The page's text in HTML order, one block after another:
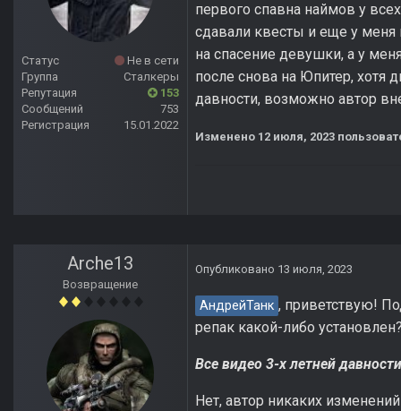
Статус
Не в сети
Группа
Сталкеры
Репутация
153
Сообщений
753
Регистрация
15.01.2022
первого спавна наймов у
сдавали квесты и еще у меня
на спасение девушки, а у
после снова на Юпитер, хотя
давности, возможно автор
Изменено 12 июля, 2023
Arche13
Возвращение
Опубликовано 13 июля, 2023
АндрейТанк , приветствую!
репак какой-либо
Все видео 3-х летней
Нет, автор никаких